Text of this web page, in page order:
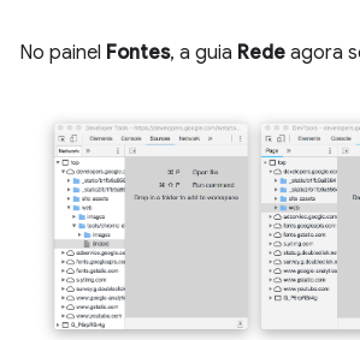
No painel Fontes, a guia Rede agora